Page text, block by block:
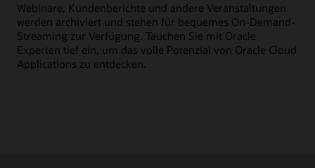
Webinare, Kundenberichte und andere Veranstaltungen
werden archiviert und stehen für bequemes On-Demand-
Streaming zur Verfügung. Tauchen Sie mit Oracle
Experten tief ein, um das volle Potenzial von Oracle Cloud
Applications zu entdecken.